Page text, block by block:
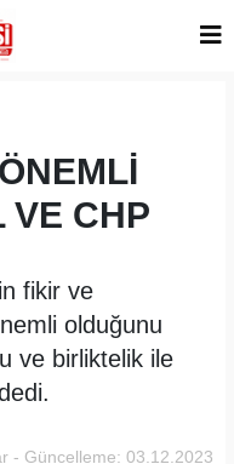
VE CHP
fikir ve
olduğunu
ve birliktelik ile
- Güncelleme: 03.12.2023